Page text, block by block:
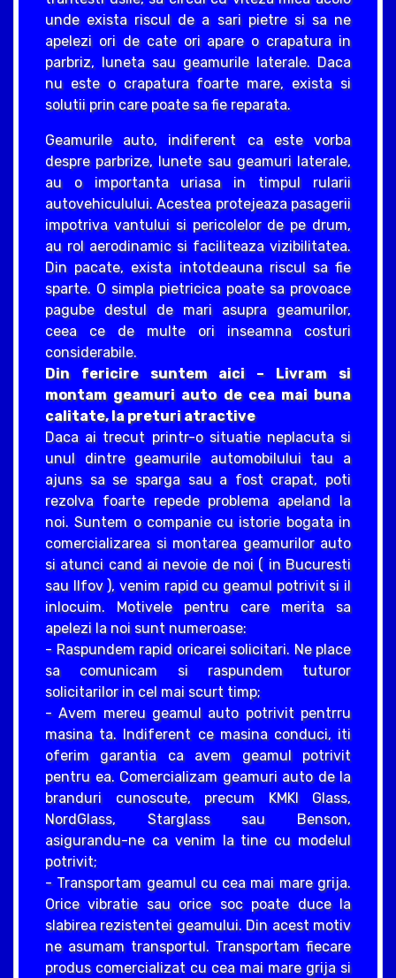
unde exista riscul de a sari pietre si sa ne
apelezi ori de cate ori apare o crapatura in
parbriz, luneta sau geamurile laterale. Daca
nu este o crapatura foarte mare, exista si
solutii prin care poate sa fie reparata.
Geamurile auto, indiferent ca este vorba
despre parbrize, lunete sau geamuri laterale,
au o importanta uriasa in timpul rularii
autovehiculului. Acestea protejeaza pasagerii
impotriva vantului si pericolelor de pe drum,
au rol aerodinamic si faciliteaza vizibilitatea.
Din pacate, exista intotdeauna riscul sa fie
sparte. O simpla pietricica poate sa provoace
pagube destul de mari asupra geamurilor,
ceea ce de multe ori inseamna costuri
considerabile.
Din fericire suntem aici – Livram si
montam geamuri auto de cea mai buna
calitate, la preturi atractive
Daca ai trecut printr-o situatie neplacuta si
unul dintre geamurile automobilului tau a
ajuns sa se sparga sau a fost crapat, poti
rezolva foarte repede problema apeland la
noi. Suntem o companie cu istorie bogata in
comercializarea si montarea geamurilor auto
si atunci cand ai nevoie de noi ( in Bucuresti
sau Ilfov ), venim rapid cu geamul potrivit si il
inlocuim. Motivele pentru care merita sa
apelezi la noi sunt numeroase:
- Raspundem rapid oricarei solicitari. Ne place
sa comunicam si raspundem tuturor
solicitarilor in cel mai scurt timp;
- Avem mereu geamul auto potrivit pentrru
masina ta. Indiferent ce masina conduci, iti
oferim garantia ca avem geamul potrivit
pentru ea. Comercializam geamuri auto de la
branduri cunoscute, precum KMKI Glass,
NordGlass, Starglass sau Benson,
asigurandu-ne ca venim la tine cu modelul
potrivit;
- Transportam geamul cu cea mai mare grija.
Orice vibratie sau orice soc poate duce la
slabirea rezistentei geamului. Din acest motiv
ne asumam transportul. Transportam fiecare
produs comercializat cu cea mai mare grija si